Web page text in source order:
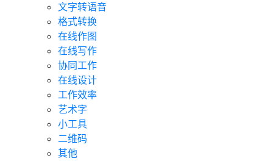
文字转语音
格式转换
在线作图
在线写作
协同工作
在线设计
工作效率
艺术字
小工具
二维码
其他